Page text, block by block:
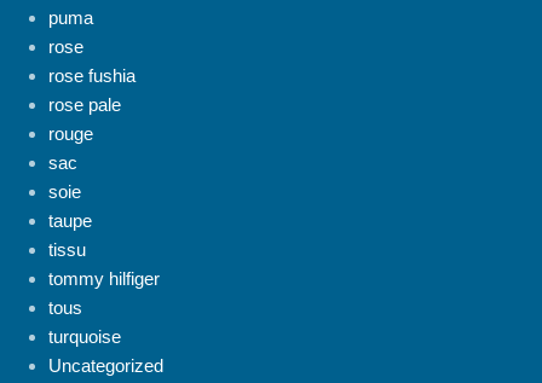
puma
rose
rose fushia
rose pale
rouge
sac
soie
taupe
tissu
tommy hilfiger
tous
turquoise
Uncategorized